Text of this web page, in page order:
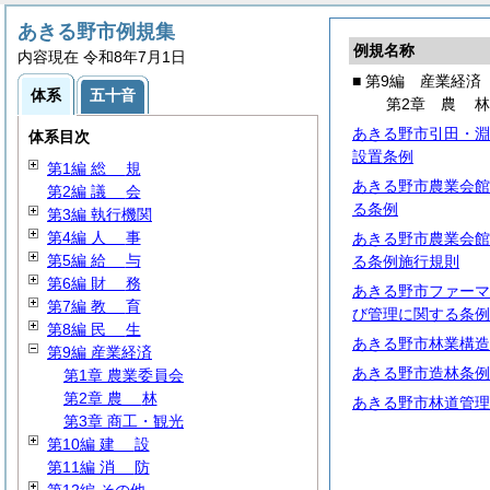
例規名称
■ 第9編 産業経済
第2章 農林
あきる野市引田・
設置条例
あきる野市農業会
る条例
あきる野市農業会
る条例施行規則
あきる野市ファー
び管理に関する条例
あきる野市林業構
あきる野市造林条例
あきる野市林道管
あきる野市例規集
内容現在 令和8年7月1日
体系 五十音
体系目次
第1編 総 規
第2編 議 会
第3編 執行機関
第4編 人 事
第5編 給 与
第6編 財 務
第7編 教 育
第8編 民 生
第9編 産業経済
第1章 農業委員会
第2章 農 林
第3章 商工・観光
第10編 建 設
第11編 消 防